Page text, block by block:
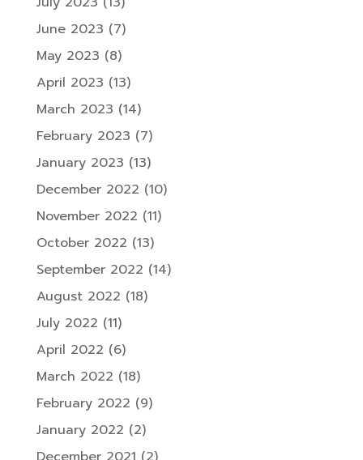
June 2023 (7)
May 2023 (8)
April 2023 (13)
March 2023 (14)
February 2023 (7)
January 2023 (13)
December 2022 (10)
November 2022 (11)
October 2022 (13)
September 2022 (14)
August 2022 (18)
July 2022 (11)
April 2022 (6)
March 2022 (18)
February 2022 (9)
January 2022 (2)